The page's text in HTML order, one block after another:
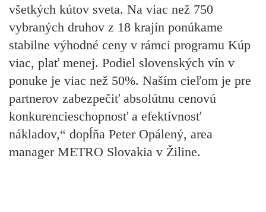
všetkých kútov sveta. Na viac než 750
vybraných druhov z 18 krajín ponúkame
stabilne výhodné ceny v rámci programu Kúp
viac, plať menej. Podiel slovenských vín v
ponuke je viac než 50%. Naším cieľom je pre
partnerov zabezpečiť absolútnu cenovú
konkurencieschopnosť a efektívnosť
nákladov,“ dopĺňa Peter Opálený, area
manager METRO Slovakia v Žiline.